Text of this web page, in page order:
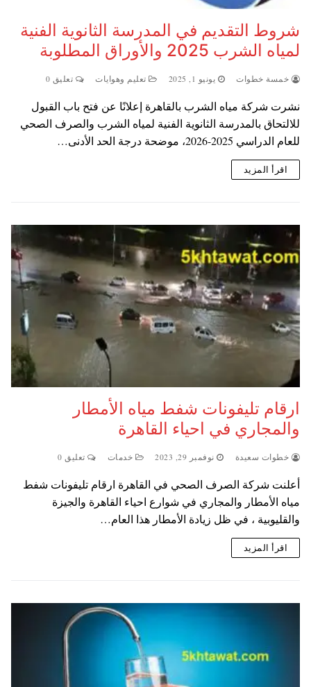
شروط التقديم في المدرسة الثانوية الفنية
لمياه الشرب 2025 والأوراق المطلوبة
خمسة خطوات يونيو 1, 2025 تعليم وهوايات تعليق 0
نشرت شركة مياه الشرب بالقاهرة إعلانًا عن فتح باب القبول
للالتحاق بالمدرسة الثانوية الفنية لمياه الشرب والصرف الصحي
للعام الدراسي 2025-2026، موضحة درجة الحد الأدنى…
اقرأ المزيد
ارقام تليفونات شفط مياه الأمطار
والمجاري في احياء القاهرة
خطوات سعيدة نوفمبر 29, 2023 خدمات تعليق 0
أعلنت شركة الصرف الصحي في القاهرة ارقام تليفونات شفط
مياه الأمطار والمجاري في شوارع احياء القاهرة والجيزة
والقليوبية ، في ظل زيادة الأمطار هذا العام…
اقرأ المزيد